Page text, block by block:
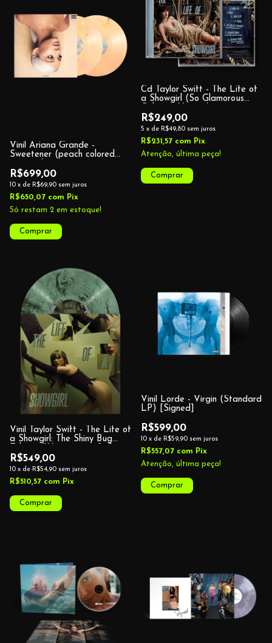
Vinil Ariana Grande -
Sweetener (peach colored
R$699,00
10 x de R$69,90 sem juros
R$650,07 com Pix
Só restam 2 em estoque!
Cd Taylor Swift - The Life of
a Showgirl (So Glamorous
R$249,00
5 x de R$49,80 sem juros
R$231,57 com Pix
Atenção, última peça!
Vinil Taylor Swift - The Life of
a Showgirl: The Shiny Bug
Marbled Vinyl)
R$549,00
10 x de R$54,90 sem juros
R$510,57 com Pix
Vinil Lorde - Virgin (Standard
LP) [Signed]
R$599,00
10 x de R$59,90 sem juros
R$557,07 com Pix
Atenção, última peça!